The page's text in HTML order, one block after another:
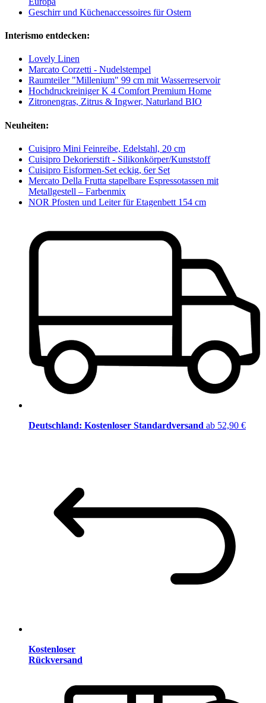
Geschirr und Küchenaccessoires für Ostern
Interismo entdecken:
Lovely Linen
Marcato Corzetti - Nudelstempel
Raumteiler "Millenium" 99 cm mit Wasserreservoir
Hochdruckreiniger K 4 Comfort Premium Home
Zitronengras, Zitrus & Ingwer, Naturland BIO
Neuheiten:
Cuisipro Mini Feinreibe, Edelstahl, 20 cm
Cuisipro Dekorierstift - Silikonkörper/Kunststoff
Cuisipro Eisformen-Set eckig, 6er Set
Mercato Della Frutta stapelbare Espressotassen mit
Metallgestell – Farbenmix
NOR Pfosten und Leiter für Etagenbett 154 cm
Deutschland: Kostenloser Standardversand ab 52,90 €
Kostenloser
Rückversand